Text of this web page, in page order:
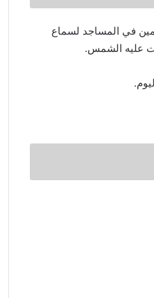
في المساجد لسماع
عليه الشمس.